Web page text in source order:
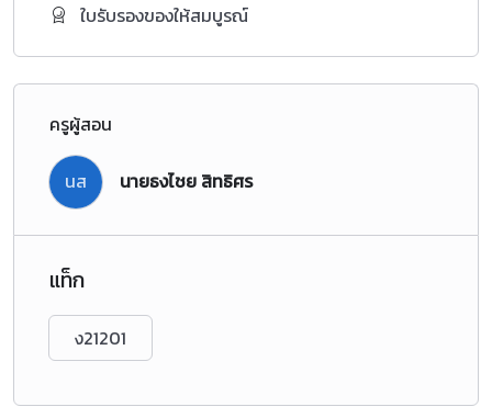
ใบรับรองของให้สมบูรณ์
ครูผู้สอน
นส นายธงไชย สิทธิศร
แท็ก
ง21201